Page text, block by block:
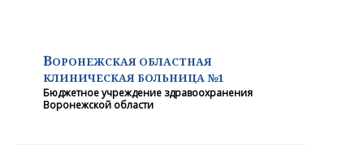
ВОРОНЕЖСКАЯ ОБЛАСТНАЯ
КЛИНИЧЕСКАЯ БОЛЬНИЦА №1
Бюджетное учреждение здравоохранения
Воронежской области